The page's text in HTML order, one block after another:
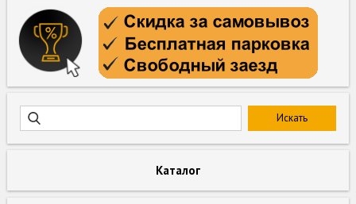
Каталог